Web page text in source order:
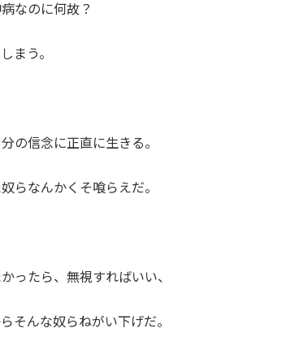
なのに何故？
まう。
の信念に正直に生きる。
らなんかくそ喰らえだ。
ったら、無視すればいい、
そんな奴らねがい下げだ。